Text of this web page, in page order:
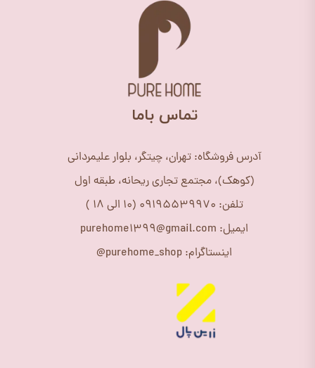
​تماس باما
آدرس فروشگاه: تهران، چیتگر، بلوار علیمردانی
(کوهک)، مجتمع تجاری ریحانه، طبقه اول
تلفن: 09195539970 (10 الی 18 )
ایمیل: purehome1399@gmail.com
اینستاگرام: purehome_shop@